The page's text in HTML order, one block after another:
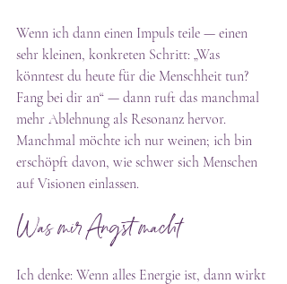
Wenn ich dann einen Impuls teile — einen
sehr kleinen, konkreten Schritt: „Was
könntest du heute für die Menschheit tun?
Fang bei dir an“ — dann ruft das manchmal
mehr Ablehnung als Resonanz hervor.
Manchmal möchte ich nur weinen; ich bin
erschöpft davon, wie schwer sich Menschen
auf Visionen einlassen.
Was mir Angst macht
Ich denke: Wenn alles Energie ist, dann wirkt